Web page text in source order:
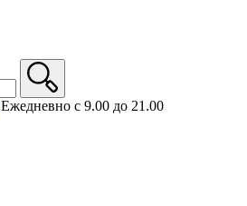
Ежедневно с 9.00 до 21.00